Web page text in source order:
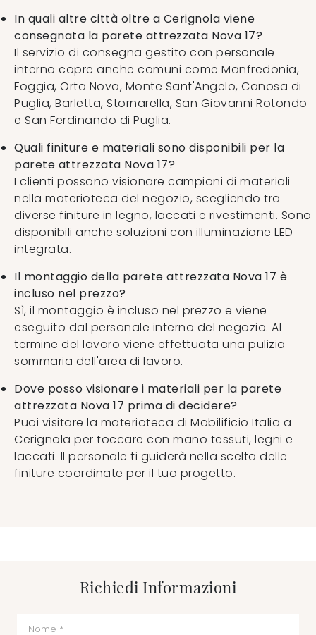
In quali altre città oltre a Cerignola viene
consegnata la parete attrezzata Nova 17?
Il servizio di consegna gestito con personale
interno copre anche comuni come Manfredonia,
Foggia, Orta Nova, Monte Sant'Angelo, Canosa di
Puglia, Barletta, Stornarella, San Giovanni Rotondo
e San Ferdinando di Puglia.
Quali finiture e materiali sono disponibili per la
parete attrezzata Nova 17?
I clienti possono visionare campioni di materiali
nella materioteca del negozio, scegliendo tra
diverse finiture in legno, laccati e rivestimenti. Sono
disponibili anche soluzioni con illuminazione LED
integrata.
Il montaggio della parete attrezzata Nova 17 è
incluso nel prezzo?
Sì, il montaggio è incluso nel prezzo e viene
eseguito dal personale interno del negozio. Al
termine del lavoro viene effettuata una pulizia
sommaria dell'area di lavoro.
Dove posso visionare i materiali per la parete
attrezzata Nova 17 prima di decidere?
Puoi visitare la materioteca di Mobilificio Italia a
Cerignola per toccare con mano tessuti, legni e
laccati. Il personale ti guiderà nella scelta delle
finiture coordinate per il tuo progetto.
Richiedi Informazioni